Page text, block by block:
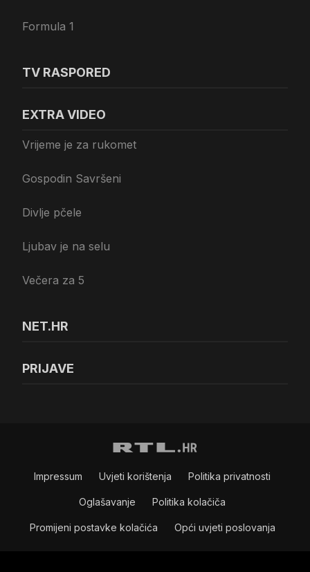
Formula 1
TV RASPORED
EXTRA VIDEO
Vrijeme je za rukomet
Gospodin Savršeni
Divlje pčele
Ljubav je na selu
Večera za 5
NET.HR
PRIJAVE
Impressum Uvjeti korištenja Politika privatnosti
Oglašavanje Politika kolačiča
Promijeni postavke kolačića Opći uvjeti poslovanja